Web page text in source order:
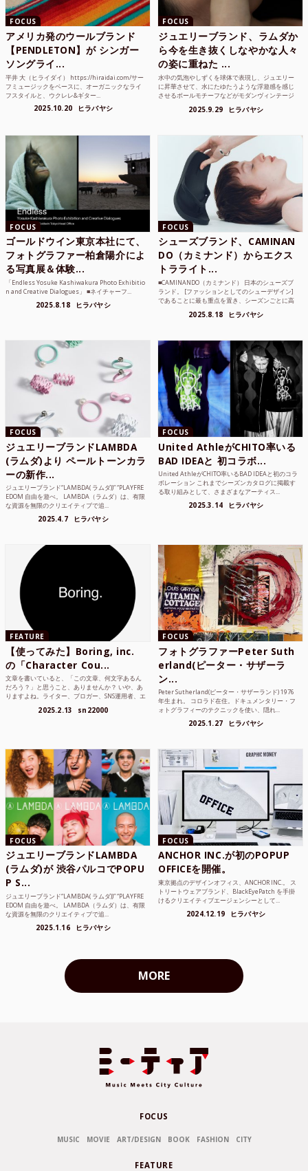
FOCUS
アメリカ発のウールブランド
【PENDLETON】が シンガー
ソングライ...
平井 大（ヒライダイ） https://hiraidai.com/サー
フミュージックをベースに、オーガニックなライ
フスタイルと、ウクレレ&ギター...
2025.10.20 ヒラバヤシ
FOCUS
ジュエリーブランド、ラムダか
ら今を生き抜くしなやかな人々
の姿に重ねた ...
水中の気泡やしずくを球体で表現し、ジュエリー
に昇華させて、水にたゆたうような浮遊感を感じ
させるボールモチーフなどがモダンヴィンテージ
2025.9.29 ヒラバヤシ
FOCUS
ゴールドウイン東京本社にて、
フォトグラファー柏倉陽介によ
る写真展＆体験...
「Endless Yosuke Kashiwakura Photo Exhibitio
n and Creative Dialogues」 ■ネイチャーフ...
2025.8.18 ヒラバヤシ
FOCUS
シューズブランド、CAMINAN
DO（カミナンド）からエクス
トラライト...
■CAMINANDO（カミナンド） 日本のシューズブ
ランド。 [ファッションとしてのシューデザイン]
であることに最も重点を置き、シーズンごとに高
2025.8.18 ヒラバヤシ
FOCUS
ジュエリーブランドLAMBDA
(ラムダ)より ペールトーンカラ
ーの新作...
ジュエリーブランド“LAMBDA( ラムダ))” “PLAYFRE
EDOM 自由を遊べ。 LAMBDA（ラムダ）は、有限
な資源を無限のクリエイティブで追...
2025.4.7 ヒラバヤシ
FOCUS
United AthleがCHITO率いる
BAD IDEAと 初コラボ...
United AthleがCHITO率いるBAD IDEAと初のコラ
ボレーション これまでシーズンカタログに掲載す
る取り組みとして、さまざまなアーティス...
2025.3.14 ヒラバヤシ
FEATURE
【使ってみた】Boring, inc.
の「Character Cou...
文章を書いていると、「この文章、何文字あるん
だろう？」と思うこと、ありませんか？ いや、あ
りますよね。ライター、ブロガー、SNS運用者、エ
2025.2.13 sn22000
FOCUS
フォトグラファーPeter Suth
erland(ピーター・サザーラ
ン...
Peter Sutherland(ピーター・サザーランド) 1976
年生まれ。 コロラド在住。ドキュメンタリー・フ
ォトグラフィーのテクニックを使い、隠れ...
2025.1.27 ヒラバヤシ
FOCUS
ジュエリーブランドLAMBDA
(ラムダ)が 渋谷パルコでPOPU
P S...
ジュエリーブランド“LAMBDA( ラムダ))” “PLAYFRE
EDOM 自由を遊べ。 LAMBDA（ラムダ）は、有限
な資源を無限のクリエイティブで追...
2025.1.16 ヒラバヤシ
FOCUS
ANCHOR INC.が初のPOPUP
OFFICEを開催。
東京拠点のデザインオフィス、ANCHOR INC.。 ス
トリートウェアブランド、BlackEyePatch を手掛
けるクリエイティブエージェンシーとして...
2024.12.19 ヒラバヤシ
MORE
FOCUS
MUSIC MOVIE ART/DESIGN BOOK FASHION CITY
FEATURE